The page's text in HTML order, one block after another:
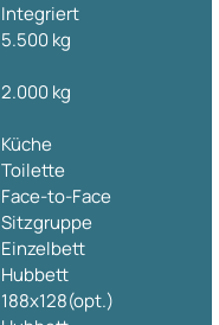
Integriert
5.500 kg
2.000 kg
Küche
Toilette
Face-to-Face
Sitzgruppe
Einzelbett
Hubbett
188x128(opt.)